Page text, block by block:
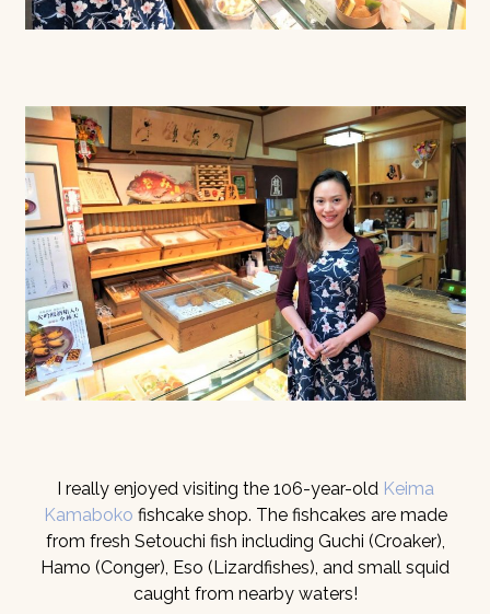
I really enjoyed visiting the 106-year-old Keima
Kamaboko fishcake shop. The fishcakes are made
from fresh Setouchi fish including Guchi (Croaker),
Hamo (Conger), Eso (Lizardfishes), and small squid
caught from nearby waters!